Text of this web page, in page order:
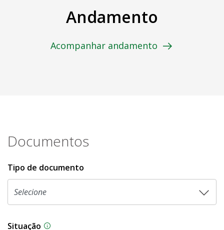
Andamento
Acompanhar andamento
Documentos
Tipo de documento
Situação Na CLDF, as proposições legislativas